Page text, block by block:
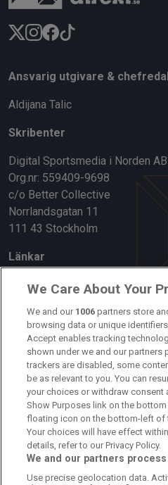
Ansvarig utgivare &
Aldijana Talic
Skribenter
Digital Sportsmedia i Norden AB
Org.nr: 559409-9698
c/o Better Collective
Norrlandsgatan 11
111 43 Stockholm
Länkar
Om oss
Kontakta oss
Kundtjänst
Sponsor: Rekatochklart
Annonsera på Fotbolldirekt
Redaktionell policy
Personuppgiftspolicy
Cookiepolicy
We Care About Your
We and our 1006 partners store
browsing data or unique
Accept enables tracking
shown under we and our
trackers are disabled, some
be as relevant to you. You can
your choices or withdraw consent
Show Purposes link on the
floating icon on the bottom-left of
Your choices will have effect
details, refer to our Privacy Policy.
We and our partners
Use precise geolocation data.